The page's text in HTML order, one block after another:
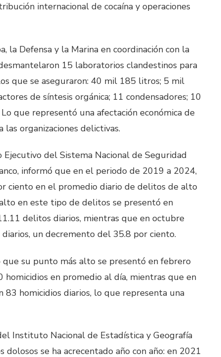
internacional de cocaína y operaciones
la Defensa y la Marina en coordinación con la
15 laboratorios clandestinos para
que se aseguraron: 40 mil 185 litros; 5 mil
de síntesis orgánica; 11 condensadores; 10
que representó una afectación económica de
organizaciones delictivas.
del Sistema Nacional de Seguridad
informó que en el periodo de 2019 a 2024,
ciento en el promedio diario de delitos de alto
en este tipo de delitos se presentó en
delitos diarios, mientras que en octubre
un decremento del 35.8 por ciento.
que su punto más alto se presentó en febrero
en promedio al día, mientras que en
homicidios diarios, lo que representa una
Instituto Nacional de Estadística y Geografía
se ha acrecentado año con año: en 2021